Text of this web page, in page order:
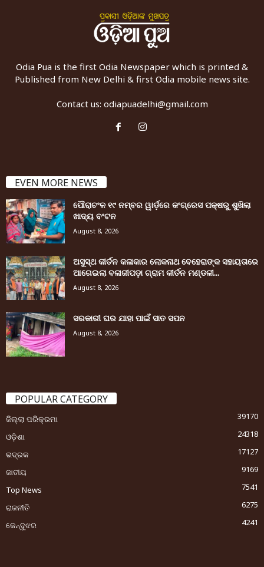
Odia Pua is the first Odia Newspaper which is printed &
Published from New Delhi & first Odia mobile news site.
Contact us: odiapuadelhi@gmail.com
EVEN MORE NEWS
ପୌରାଚଂଳ ୧୯ ନମ୍ବର ୱାର୍ଡ଼ରେ କଂଗ୍ରେସ ପକ୍ଷରୁ ଶୁଖିଲା
ଖାଦ୍ୟ ବଂଟନ
August 8, 2026
ଅସୁସ୍ଥ କୀର୍ତନ କଳାକାର ଲୋକନାଥ ବେହେରାଙ୍କ ସହାୟତାରେ
ଆଗେଇଲା ବଳାଜୀପଡ଼ା ଗ୍ରାମ କୀର୍ତନ ମଣ୍ଡଳୀ...
August 8, 2026
ସରକାରୀ ଘର ଯାହା ପାଇଁ ସାତ ସପନ
August 8, 2026
POPULAR CATEGORY
ଜିଲ୍ଲା ପରିକ୍ରମା
39170
ଓଡ଼ିଶା
24318
ଭଦ୍ରକ
17127
ଜାତୀୟ
9169
Top News
7541
ରାଜନୀତି
6275
କେନ୍ଦୁଝର
4241